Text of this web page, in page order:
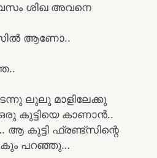
ശിഖ അവനെ
ആണോ..
ലുലു മാളിലേക്കു
കുട്ടിയെ കാണാൻ..
കുട്ടി ഫ്രണ്ട്സിന്റെ
പറഞ്ഞു…